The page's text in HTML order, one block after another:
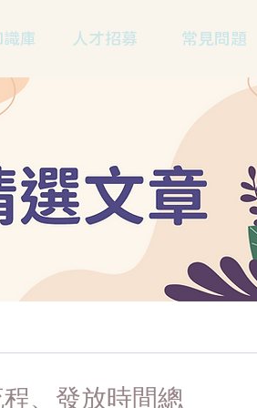
庫 人才招募 常見問題
、發放時間總